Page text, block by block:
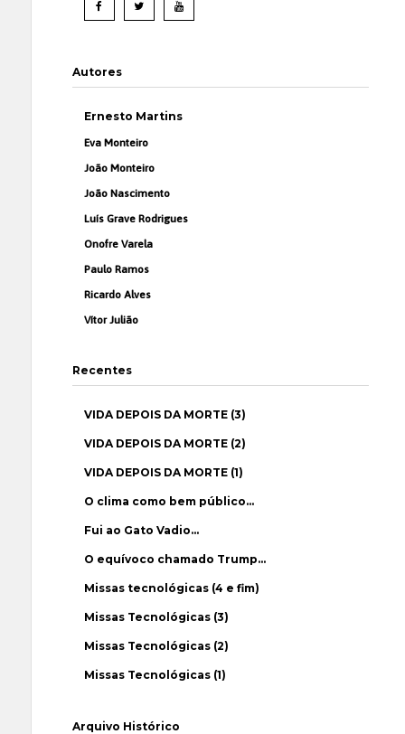
Autores
Ernesto Martins
Eva Monteiro
João Monteiro
João Nascimento
Luís Grave Rodrigues
Onofre Varela
Paulo Ramos
Ricardo Alves
Vítor Julião
Recentes
VIDA DEPOIS DA MORTE (3)
VIDA DEPOIS DA MORTE (2)
VIDA DEPOIS DA MORTE (1)
O clima como bem público…
Fui ao Gato Vadio…
O equívoco chamado Trump…
Missas tecnológicas (4 e fim)
Missas Tecnológicas (3)
Missas Tecnológicas (2)
Missas Tecnológicas (1)
Arquivo Histórico